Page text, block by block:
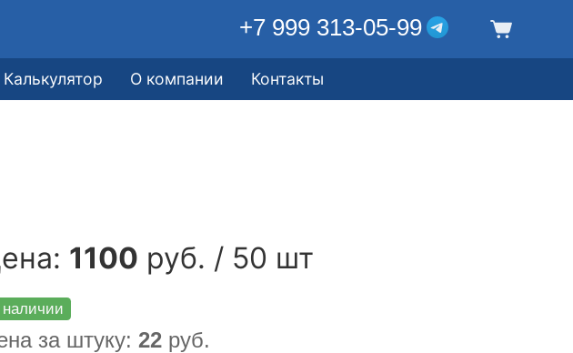
+7 999 313-05-99
Калькулятор О компании Контакты
1100 руб. / 50 шт
наличии
за штуку: 22 руб.